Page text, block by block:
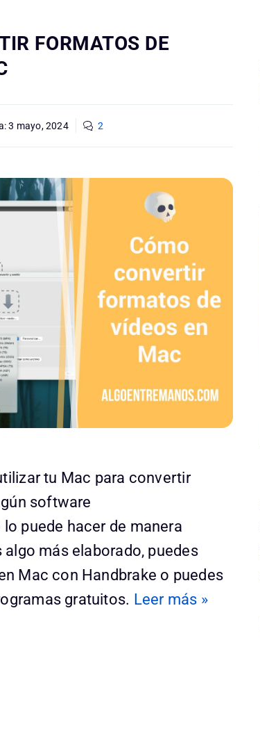
FORMATOS DE
3 mayo, 2024 2
tu Mac para convertir
software
puede hacer de manera
más elaborado, puedes
Mac con Handbrake o puedes
gratuitos. Leer más »